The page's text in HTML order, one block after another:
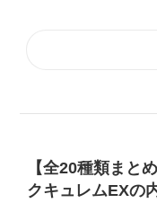
【全20種類まと
クキュレムEXの